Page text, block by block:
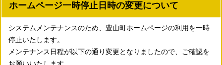
ホームページ一時停止日時の変更について
システムメンテナンスのため、豊山町ホームページの利用を一時
停止いたします。
メンテナンス日程が以下の通り変更となりましたので、ご確認を